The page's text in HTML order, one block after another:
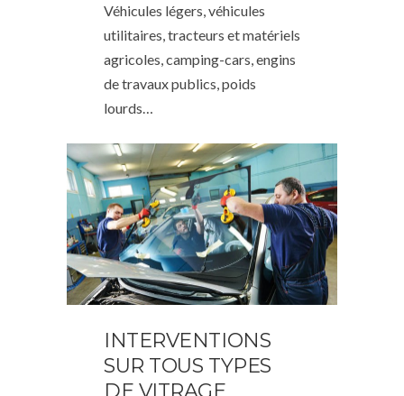
Véhicules légers, véhicules
utilitaires, tracteurs et matériels
agricoles, camping-cars, engins
de travaux publics, poids
lourds…
INTERVENTIONS
SUR TOUS TYPES